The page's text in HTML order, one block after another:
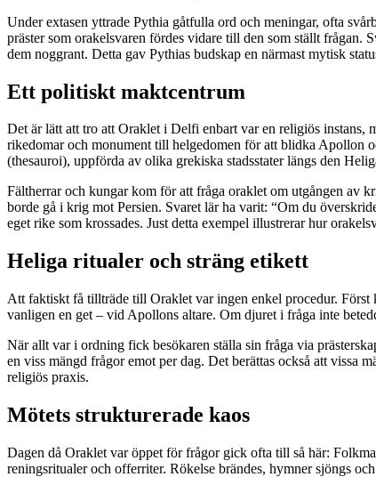
Under extasen yttrade Pythia gåtfulla ord och meningar, ofta
präster som orakelsvaren fördes vidare till den som ställt
dem noggrant. Detta gav Pythias budskap en närmast mytisk
Ett politiskt maktcentrum
Det är lätt att tro att Oraklet i Delfi enbart var en religiös
rikedomar och monument till helgedomen för att blidka Apollon
(thesauroi), uppförda av olika grekiska stadsstater längs den
Fältherrar och kungar kom för att fråga oraklet om utgången av
borde gå i krig mot Persien. Svaret lär ha varit: “Om du
eget rike som krossades. Just detta exempel illustrerar hur
Heliga ritualer och sträng etikett
Att faktiskt få tillträde till Oraklet var ingen enkel procedur. Först
vanligen en get – vid Apollons altare. Om djuret i fråga inte
När allt var i ordning fick besökaren ställa sin fråga via
en viss mängd frågor emot per dag. Det berättas också att vissa
religiös praxis.
Mötets strukturerade kaos
Dagen då Oraklet var öppet för frågor gick ofta till så här:
reningsritualer och offerriter. Rökelse brändes, hymner sjöngs